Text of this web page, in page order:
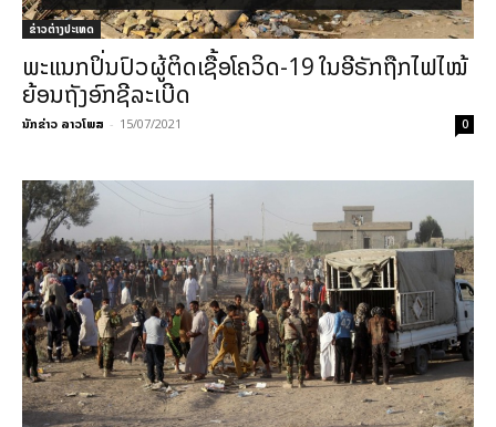
ຂ່າວຕ່າງປະເທດ
ພະແນກປິ່ນປົວຜູ້ຕິດເຊື້ອໂຄວິດ-19 ໃນອີຣັກຖືກໄຟໄໝ້
ຍ້ອນຖັງອົກຊີລະເບີດ
ນັກຂ່າວ ລາວໂພສ - 15/07/2021 0